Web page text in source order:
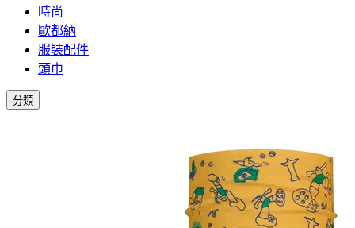
時尚
歐都納
服裝配件
頭巾
分類